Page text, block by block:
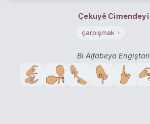
Çekuyê Cimendeyî
çarpışmak ›
Bi Alfabeya Engiştan